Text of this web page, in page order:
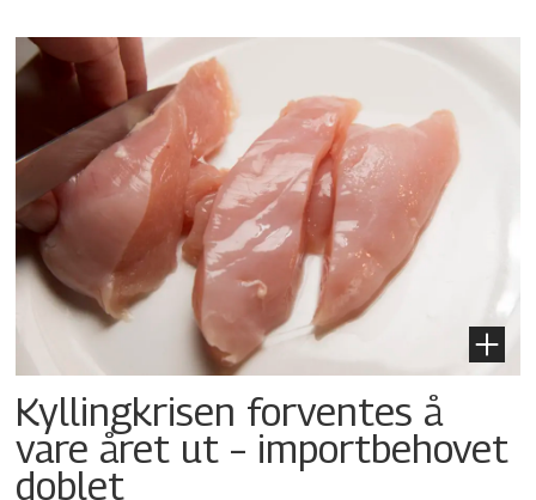
Kyllingkrisen forventes å
vare året ut – importbehovet
doblet